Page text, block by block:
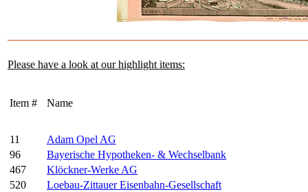
Please have a look at our highlight items:
Item # Name
11
Adam Opel AG
96
Bayerische Hypotheken- & Wechselbank
467
Klöckner-Werke AG
520
Loebau-Zittauer Eisenbahn-Gesellschaft